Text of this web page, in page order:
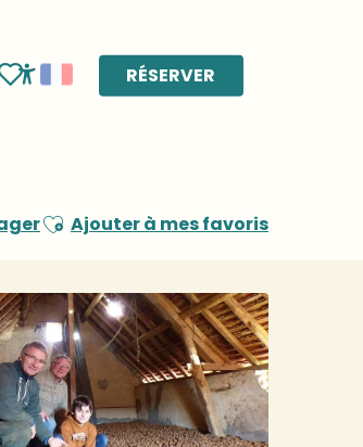
Accessibilité
Voir les favoris
RÉSERVER
Ajouter aux favoris
Ajouter à mes favoris